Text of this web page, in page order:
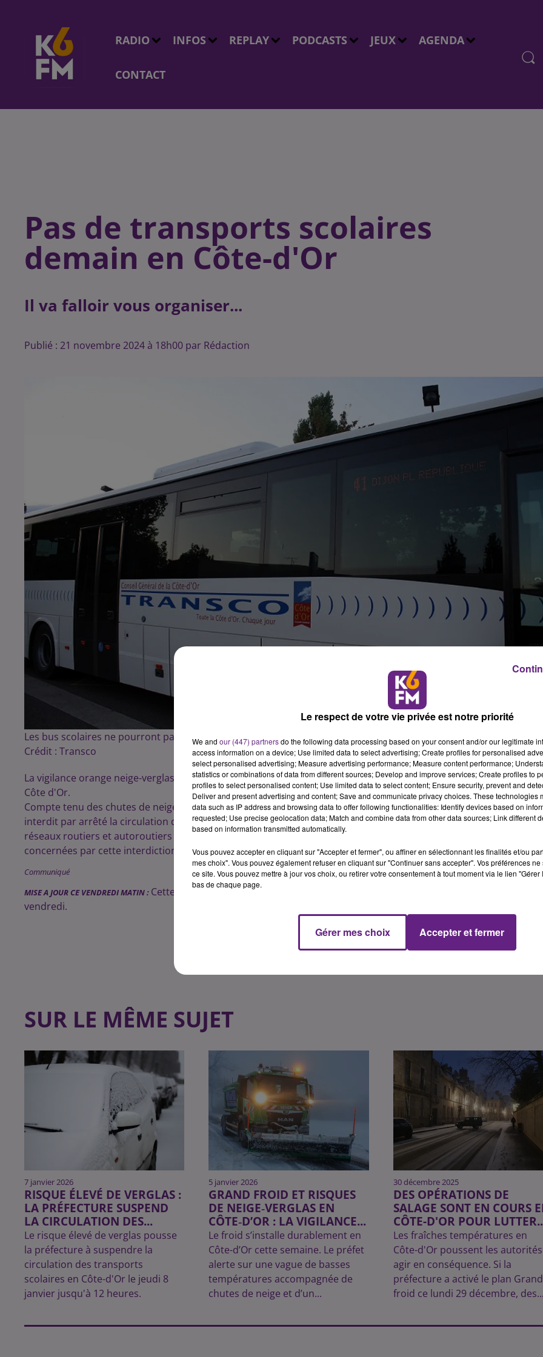
RADIO INFOS REPLAY PODCASTS JEUX AGENDA
CONTACT
Pas de transports scolaires
demain en Côte-d'Or
Il va falloir vous organiser...
Publié : 21 novembre 2024 à 18h00 par Rédaction
Les bus scolaires ne pourront pas circuler demain en Côte-d'Or
Crédit : Transco
La vigilance orange neige-verglas est maintenue pat Météo France jusqu'à demain midi pour le département de la
Côte d'Or.
Compte tenu des chutes de neige et du risque de verglas cette nuit et demain matin, le préfet de la Côte-d'Or
interdit par arrêté la circulation des transports scolaires le vendredi 22 novembre de 5H à midi, sur l’ensemble
réseaux routiers et autoroutiers du département de la Côte-d'Or. A noter que les lignes régulières ne sont pas
concernées par cette interdiction.
Communiqué
MISE A JOUR CE VENDREDI MATIN : Cette interdiction de circulation des transports scolaires est prolongée jusqu’à 15h ce
vendredi.
SUR LE MÊME SUJET
7 janvier 2026
RISQUE ÉLEVÉ DE VERGLAS :
LA PRÉFECTURE SUSPEND
LA CIRCULATION DES...
Le risque élevé de verglas pousse
la préfecture à suspendre la
circulation des transports
scolaires en Côte-d'Or le jeudi 8
janvier jusqu'à 12 heures.
5 janvier 2026
GRAND FROID ET RISQUES
DE NEIGE‑VERGLAS EN
CÔTE‑D’OR : LA VIGILANCE...
Le froid s’installe durablement en
Côte-d’Or cette semaine. Le préfet
alerte sur une vague de basses
températures accompagnée de
chutes de neige et d’un...
30 décembre 2025
DES OPÉRATIONS DE
SALAGE SONT EN COURS
CÔTE-D'OR POUR
Les fraîches températures en
Côte-d'Or poussent les
agir en conséquence. Si la
préfecture a activé le plan Grand
froid ce lundi 29 décembre, des...
Le respect de votre vie privée est notre priorité
We and our (447) partnersdo the following data processing based on your consent and/or our legitimate
access information on a device; Use limited data to select advertising; Create profiles for personalised
select personalised advertising; Measure advertising performance; Measure content performance;
statistics or combinations of data from different sources; Develop and improve services; Create profiles to
profiles to select personalised content; Use limited data to select content; Ensure security, prevent and
Deliver and present advertising and content; Save and communicate privacy choices. These technologies
data such as IP address and browsing data to offer following functionalities: Identify devices based on
requested; Use precise geolocation data; Match and combine data from other data sources; Link different
based on information transmitted automatically.
Vous pouvez accepter en cliquant sur "Accepter et fermer", ou affiner en sélectionnant les finalités et/ou
mes choix". Vous pouvez également refuser en cliquant sur "Continuer sans accepter". Vos préférences
ce site. Vous pouvez mettre à jour vos choix, ou retirer votre consentement à tout moment via le lien
bas de chaque page.
Gérer mes choix Accepter et fermer